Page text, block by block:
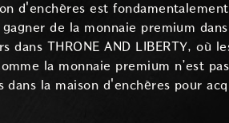
d'enchères est
de la monnaie premium
dans THRONE AND LIBERTY,
la monnaie premium n’est
dans la maison d'enchères pour